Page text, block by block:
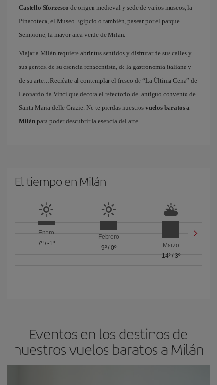
Castello Sforzesco de origen medieval y sede de varios museos, la
Pinacoteca, el Museo Egipcio o también, pasear por el parque
Sempione, la mayor área verde de Milán.
Viajar a Milán requiere abrir tus sentidos y disfrutar de sus calles y
sus gentes, de su esencia renacentista, de la gastronomía italiana y
de su arte…Recréate al contemplar el fresco de “La Última Cena” de
Leonardo da Vinci que decora el refectorio del antiguo convento de
Santa Maria delle Grazie. No te pierdas nuestros vuelos baratos a
Milán para poder descubrir la esencia del arte.
El tiempo en Milán
Enero
7º/ -1º
Febrero
9º/ 0º
Marzo
14º/ 3º
Eventos en los destinos de
nuestros vuelos baratos a Milán